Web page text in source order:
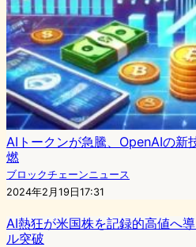
AIトークンが急騰、OpenAIの新
燃
ブロックチェーンニュース
2024年2月19日17:31
AI熱狂が米国株を記録的高値へ
ル突破